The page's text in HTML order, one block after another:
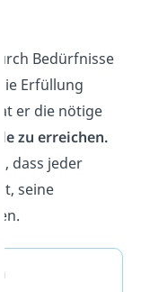
Bedürfnisse
Erfüllung
er die nötige
zu erreichen.
dass jeder
seine